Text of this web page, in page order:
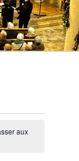
aux